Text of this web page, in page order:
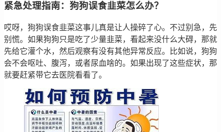
紧急处理指南：狗狗误食韭菜怎么办？
哎呀，狗狗误食韭菜这事儿真是让人操碎了心。不过别急，先
别慌。如果狗狗只是吃了少量韭菜，看起来没什么大碍，那就
先给它灌个水，然后观察有没有其他异常反应。比如说，狗狗
会不会呕吐、腹泻，或者尿血啥的。如果出现了这些症状，那
就要赶紧带它去医院看看了。